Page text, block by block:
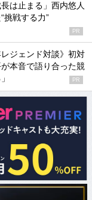
は止まる」西内悠人
挑戦する力”
PR
ジェンド対談》初対
本音で語り合った競
PR